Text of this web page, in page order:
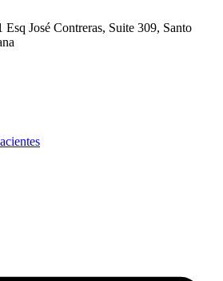
José Contreras, Suite 309, Santo